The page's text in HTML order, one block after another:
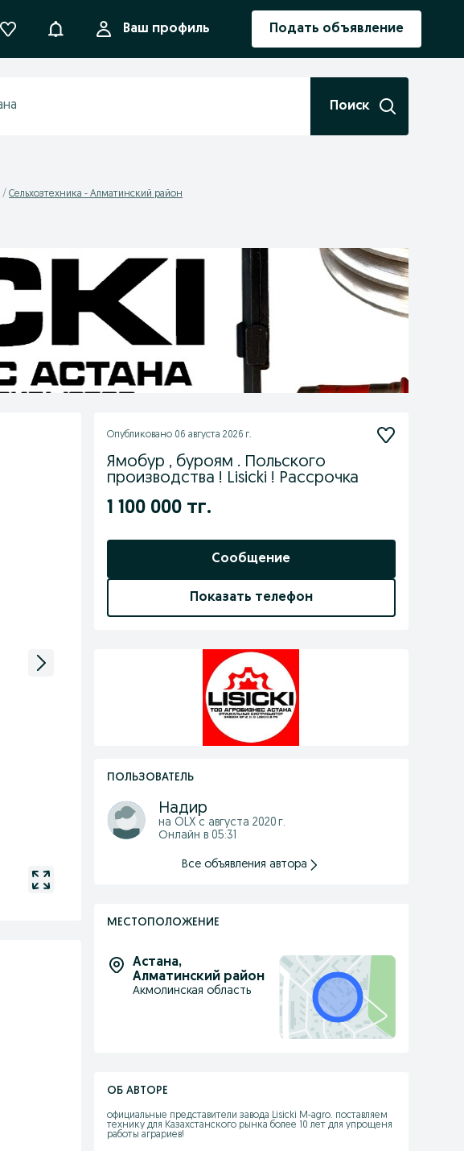
УведомленияВаш профиль Подать объявление
Поиск
Сельхозтехника - Алматинский район
Опубликовано 06 августа 2026 г.
Ямобур , буроям . Польского
производства ! Lisicki ! Рассрочка
1 100 000 тг.
Сообщение
Показать телефон
ПОЛЬЗОВАТЕЛЬ
Надир
на OLX с августа 2020 г.
Онлайн в 05:31
Все объявления автора
МЕСТОПОЛОЖЕНИЕ
Астана,
Алматинский район
Акмолинская область
ОБ АВТОРЕ
официальные представители завода Lisicki M-agro. поставляем
технику для Казахстанского рынка более 10 лет для упрощеня
работы аграриев!